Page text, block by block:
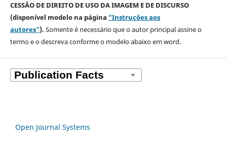
CESSÃO DE DIREITO DE USO DA IMAGEM E DE DISCURSO
(disponível modelo na página "Instruções aos
autores"). Somente é necessário que o autor principal assine o
termo e o descrevaconforme o modelo abaixo em word.
Open Journal Systems